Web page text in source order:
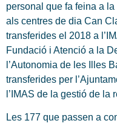
personal que fa feina a
als centres de dia Can
transferides el 2018 a
Fundació i Atenció a la
l’Autonomia de les Illes
transferides per
l’IMAS de la gestió de la
Les 177 que passen a